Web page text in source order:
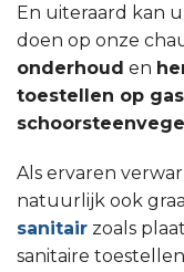
En uiteraard kan
doen op onze
onderhoud en
toestellen op
Als ervaren
natuurlijk ook
sanitair zoals
sanitaire